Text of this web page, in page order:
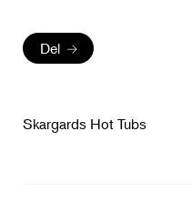
Del
Skargards Hot Tubs